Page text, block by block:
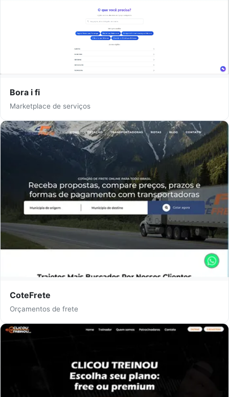
Bora i fi
Marketplace de serviços
CoteFrete
Orçamentos de frete